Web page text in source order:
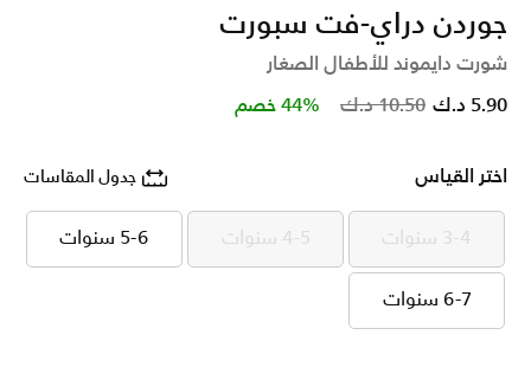
جوردن دراي-فت سبورت
شورت دايموند للأطفال الصغار
Price reduced from
10.50 د.ك to 5.90 د.ك 44% خصم
اختر القياس جدول المقاسات
3-4 سنوات 3-4 سنوات 4-5 سنوات 4-5 سنوات 5-6 سنوات 5-6 سنوات
6-7 سنوات 6-7 سنوات